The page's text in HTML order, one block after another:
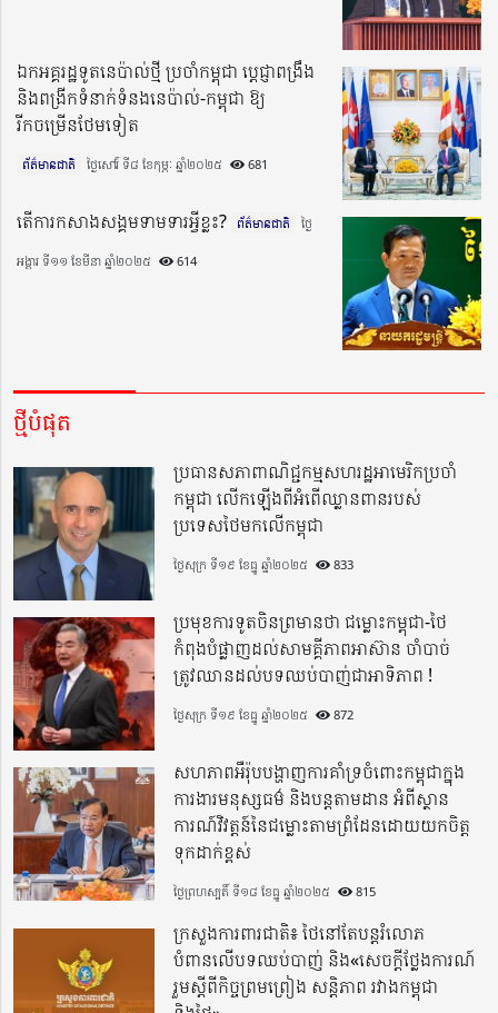
ឯកអគ្គរដ្ឋទូតនេប៉ាល់ថ្មី ប្រចាំកម្ពុជា ប្ដេជ្ញាពង្រឹង
និងពង្រីកទំនាក់ទំនងនេប៉ាល់-កម្ពុជា ឱ្យ
រីកចម្រើនថែមទៀត
ព័ត៌មានជាតិ ថ្ងៃសៅរ៍ ទី៨ ខែកុម្ភៈ ឆ្នាំ២០២៥​ 681
តើការកសាងសង្គមទាមទារអ្វីខ្លះ? ព័ត៌មានជាតិ ថ្ងៃ
អង្គារ ទី១១ ខែមីនា ឆ្នាំ២០២៥​ 614
ថ្មីបំផុត
ប្រធានសភាពាណិជ្ជកម្មសហរដ្ឋអាមេរិកប្រចាំ
កម្ពុជា លើកឡើងពីអំពើឈ្លានពានរបស់
ប្រទេសថៃមកលើកម្ពុជា
ថ្ងៃសុក្រ ទី១៩ ខែធ្នូ ឆ្នាំ២០២៥ 833
ប្រមុខការទូតចិនព្រមានថា ជម្លោះកម្ពុជា-ថៃ
កំពុងបំផ្លាញដល់សាមគ្គីភាពអាស៊ាន ចាំបាច់
ត្រូវឈានដល់បទឈប់បាញ់ជាអាទិភាព !
ថ្ងៃសុក្រ ទី១៩ ខែធ្នូ ឆ្នាំ២០២៥ 872
សហភាពអឺរ៉ុបបង្ហាញការគាំទ្រចំពោះកម្ពុជាក្នុង
ការងារមនុស្សធម៌ និងបន្តតាមដាន អំពីស្ថាន
ការណ៍វិវត្តន៍នៃជម្លោះតាមព្រំដែនដោយយកចិត្ត
ទុកដាក់ខ្ពស់
ថ្ងៃព្រហស្បតិ៍ ទី១៨ ខែធ្នូ ឆ្នាំ២០២៥ 815
ក្រសួងការពារជាតិ៖ ថៃនៅតែបន្តរំលោភ
បំពានលើបទឈប់បាញ់ និង«សេចក្តីថ្លែងការណ៍
រួមស្តីពីកិច្ចព្រមព្រៀង សន្តិភាព រវាងកម្ពុជា